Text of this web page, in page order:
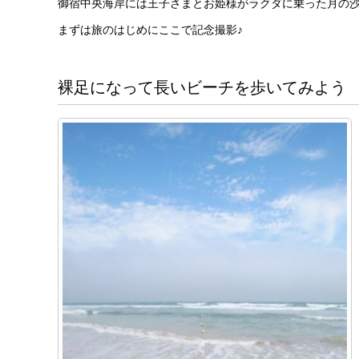
まずは旅のはじめにここで記念撮影♪
裸足になって長いビーチを歩いてみよう